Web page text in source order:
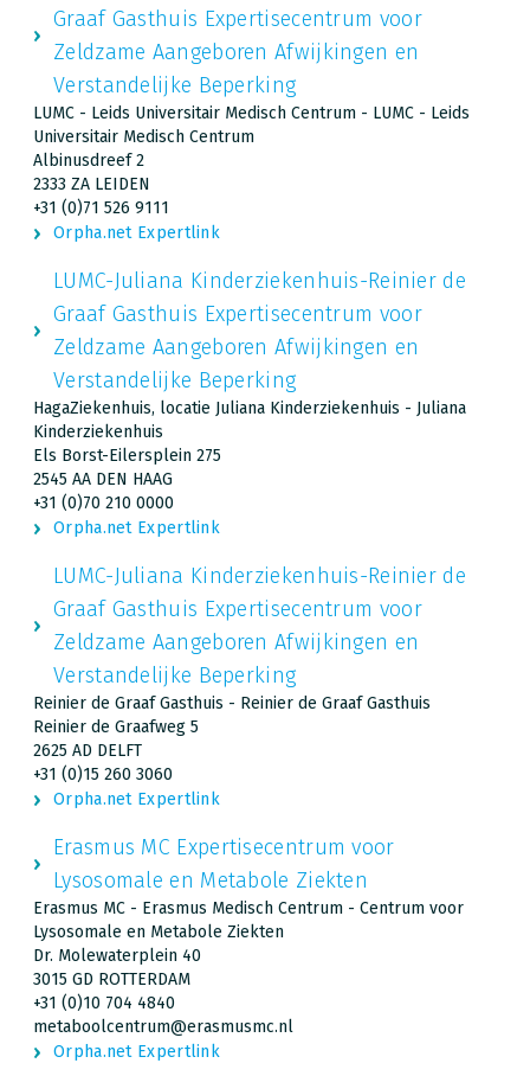
Graaf Gasthuis Expertisecentrum voor
Zeldzame Aangeboren Afwijkingen en
Verstandelijke Beperking
LUMC - Leids Universitair Medisch Centrum - LUMC - Leids
Universitair Medisch Centrum
Albinusdreef 2
2333 ZA LEIDEN
+31 (0)71 526 9111
Orpha.net Expertlink
LUMC-Juliana Kinderziekenhuis-Reinier de
Graaf Gasthuis Expertisecentrum voor
Zeldzame Aangeboren Afwijkingen en
Verstandelijke Beperking
HagaZiekenhuis, locatie Juliana Kinderziekenhuis - Juliana
Kinderziekenhuis
Els Borst-Eilersplein 275
2545 AA DEN HAAG
+31 (0)70 210 0000
Orpha.net Expertlink
LUMC-Juliana Kinderziekenhuis-Reinier de
Graaf Gasthuis Expertisecentrum voor
Zeldzame Aangeboren Afwijkingen en
Verstandelijke Beperking
Reinier de Graaf Gasthuis - Reinier de Graaf Gasthuis
Reinier de Graafweg 5
2625 AD DELFT
+31 (0)15 260 3060
Orpha.net Expertlink
Erasmus MC Expertisecentrum voor
Lysosomale en Metabole Ziekten
Erasmus MC - Erasmus Medisch Centrum - Centrum voor
Lysosomale en Metabole Ziekten
Dr. Molewaterplein 40
3015 GD ROTTERDAM
+31 (0)10 704 4840
metaboolcentrum@erasmusmc.nl
Orpha.net Expertlink